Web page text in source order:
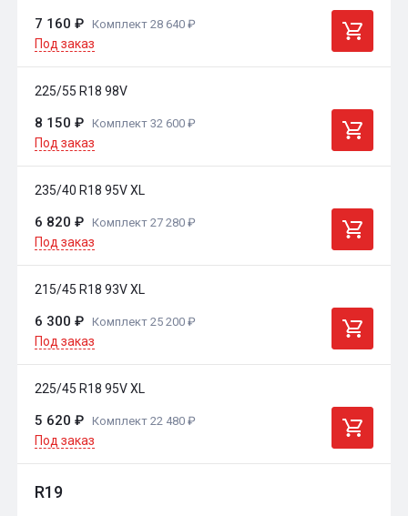
7 160 ₽ Комплект 28 640 ₽
Под заказ
225/55 R18 98V
8 150 ₽ Комплект 32 600 ₽
Под заказ
235/40 R18 95V XL
6 820 ₽ Комплект 27 280 ₽
Под заказ
215/45 R18 93V XL
6 300 ₽ Комплект 25 200 ₽
Под заказ
225/45 R18 95V XL
5 620 ₽ Комплект 22 480 ₽
Под заказ
R19